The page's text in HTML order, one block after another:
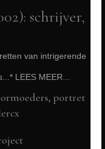
schrijver,
van intrigerende
LEES MEER...
, portret